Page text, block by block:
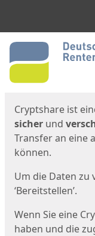
Start
Cryptshare ist
sicher und
Transfer an eine
können.
Um die Daten zu
‘Bereitstellen’.
Wenn Sie eine
haben und die